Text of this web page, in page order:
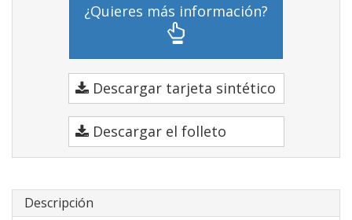
¿Quieres más información?
Descargar tarjeta sintético
Descargar el folleto
Descripción